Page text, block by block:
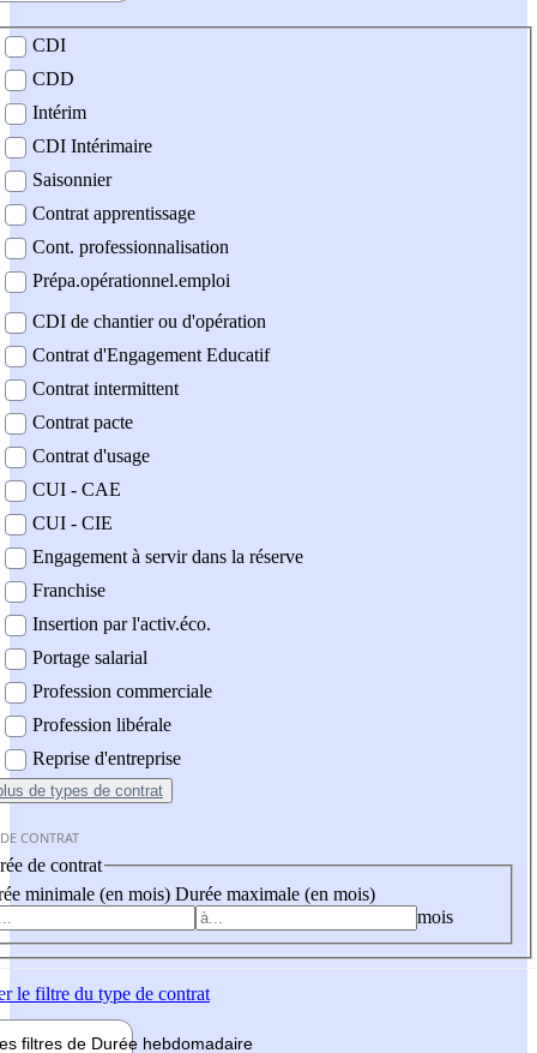
contrat
CDI
CDD
Intérim
CDI Intérimaire
Saisonnier
Contrat apprentissage
Cont. professionnalisation
Prépa.opérationnel.emploi
CDI de chantier ou d'opération
Contrat d'Engagement Educatif
Contrat intermittent
Contrat pacte
Contrat d'usage
CUI - CAE
CUI - CIE
Engagement à servir dans la réserve
Franchise
Insertion par l'activ.éco.
Portage salarial
Profession commerciale
Profession libérale
Reprise d'entreprise
de types de contrat
CONTRAT
de contrat
minimale (en mois) Durée maximale (en mois)
mois
le filtre du type de contrat
filtres de Durée hebdomadaire